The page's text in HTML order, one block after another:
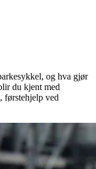
og hva gjør
du kjent med
førstehjelp ved